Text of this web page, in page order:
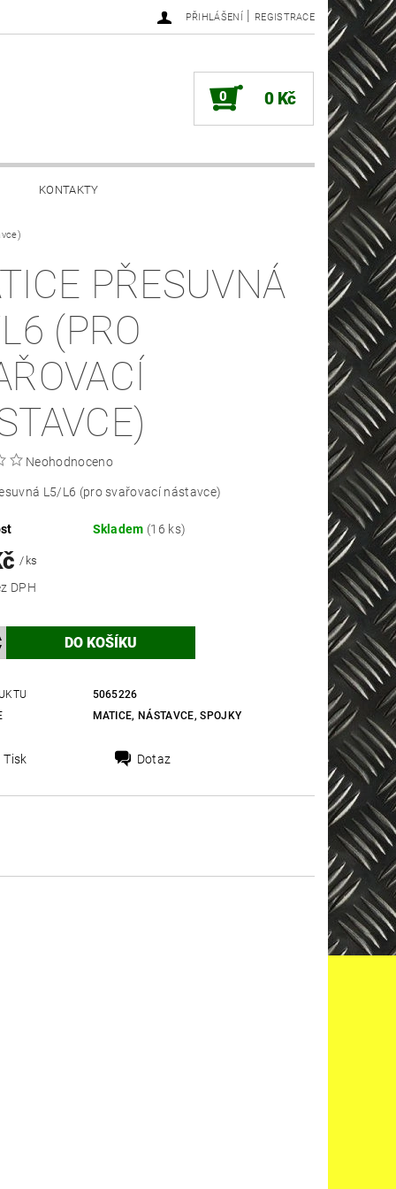
PŘIHLÁŠENÍ | REGISTRACE
0 0 Kč
KONTAKTY
PŘESUVNÁ
(PRO
Neohodnoceno
L5/L6 (pro svařovací nástavce)
Skladem (16 ks)
/ ks
bez DPH
5065226
MATICE, NÁSTAVCE, SPOJKY
Tisk Dotaz